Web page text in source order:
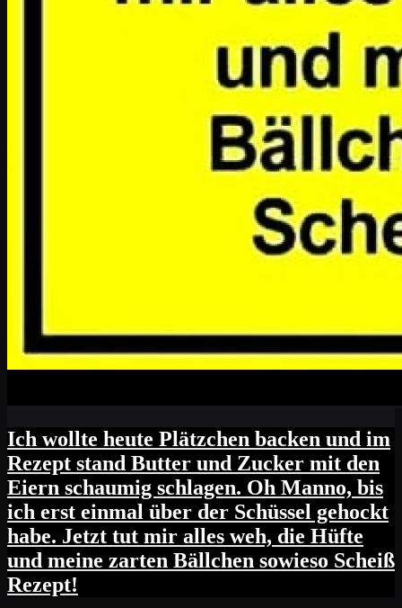
Ich wollte heute Plätzchen backen und im
Rezept stand Butter und Zucker mit den
Eiern schaumig schlagen. Oh Manno, bis
ich erst einmal über der Schüssel gehockt
habe. Jetzt tut mir alles weh, die Hüfte
und meine zarten Bällchen sowieso Scheiß
Rezept!